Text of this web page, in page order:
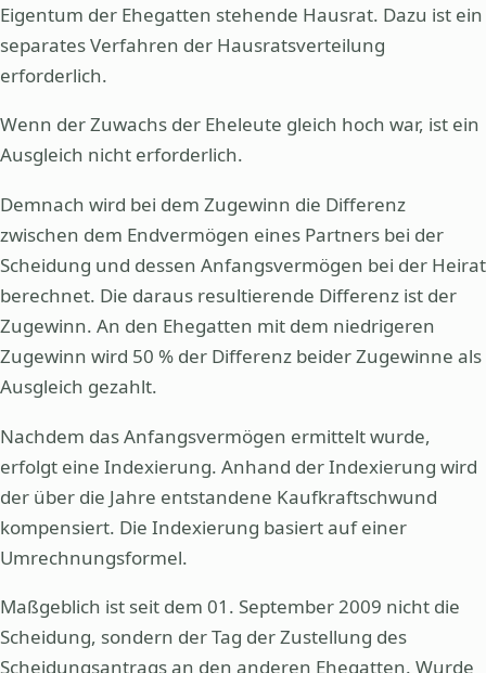
Eigentum der Ehegatten stehende Hausrat. Dazu ist ein
separates Verfahren der Hausratsverteilung
erforderlich.
Wenn der Zuwachs der Eheleute gleich hoch war, ist ein
Ausgleich nicht erforderlich.
Demnach wird bei dem Zugewinn die Differenz
zwischen dem Endvermögen eines Partners bei der
Scheidung und dessen Anfangsvermögen bei der Heirat
berechnet. Die daraus resultierende Differenz ist der
Zugewinn. An den Ehegatten mit dem niedrigeren
Zugewinn wird 50 % der Differenz beider Zugewinne als
Ausgleich gezahlt.
Nachdem das Anfangsvermögen ermittelt wurde,
erfolgt eine Indexierung. Anhand der Indexierung wird
der über die Jahre entstandene Kaufkraftschwund
kompensiert. Die Indexierung basiert auf einer
Umrechnungsformel.
Maßgeblich ist seit dem 01. September 2009 nicht die
Scheidung, sondern der Tag der Zustellung des
Scheidungsantrags an den anderen Ehegatten. Wurde